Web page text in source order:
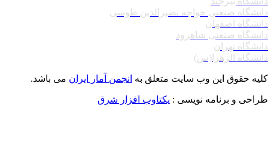
صنعتی خواجه نصیرالدین طوسی
اصفهان
صنعتی شاهرود
تهران
الزهرا(س)
حقوق این وب سایت متعلق بهانجمن آمار ایرانمی باشد.
و برنامه نویسی : یکتاوب افزار شرق